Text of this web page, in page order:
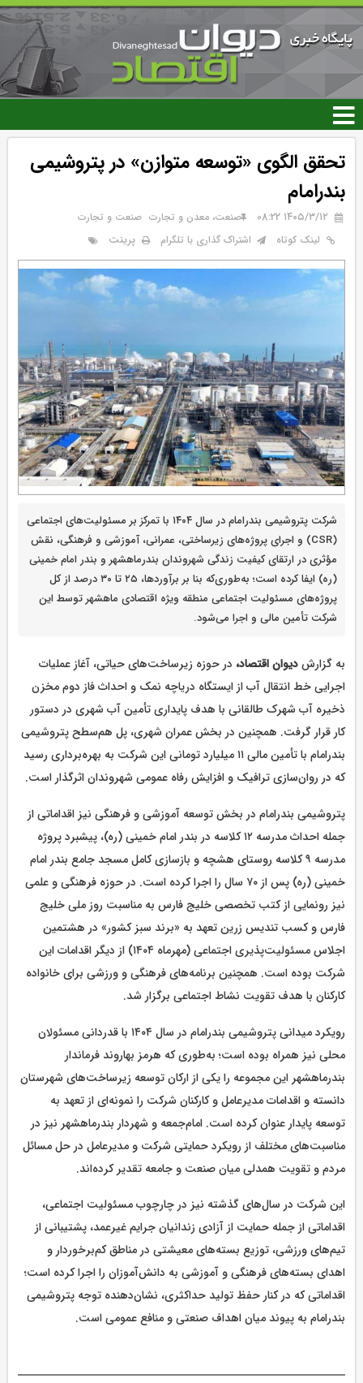
رفتن
محتوای
اصلی
تحقق الگوی «توسعه متوازن» در پتروشیمی
بندرامام
۱۴۰۵/۳/۱۲ 08:22 صنعت، معدن و تجارت صنعت و تجارت
لینک کوتاه
اشتراک گذاری با تلگرام پرینت
شرکت پتروشیمی بندرامام در سال ۱۴۰۴ با تمرکز بر مسئولیت‌های اجتماعی
(CSR) و اجرای پروژه‌های زیرساختی، عمرانی، آموزشی و فرهنگی، نقش
مؤثری در ارتقای کیفیت زندگی شهروندان بندرماهشهر و بندر امام خمینی
(ره) ایفا کرده است؛ به‌طوری‌که بنا بر برآوردها، ۲۵ تا ۳۰ درصد از کل
پروژه‌های مسئولیت اجتماعی منطقه ویژه اقتصادی ماهشهر توسط این
شرکت تأمین مالی و اجرا می‌شود.
به گزارشدیوان اقتصاد، در حوزه زیرساخت‌های حیاتی، آغاز عملیات
اجرایی خط انتقال آب از ایستگاه دریاچه نمک و احداث فاز دوم مخزن
ذخیره آب شهرک طالقانی با هدف پایداری تأمین آب شهری در دستور
کار قرار گرفت. همچنین در بخش عمران شهری، پل هم‌سطح پتروشیمی
بندرامام با تأمین مالی ۱۱ میلیارد تومانی این شرکت به بهره‌برداری رسید
که در روان‌سازی ترافیک و افزایش رفاه عمومی شهروندان اثرگذار است.
پتروشیمی بندرامام در بخش توسعه آموزشی و فرهنگی نیز اقداماتی از
جمله احداث مدرسه ۱۲ کلاسه در بندر امام خمینی (ره)، پیشبرد پروژه
مدرسه ۹ کلاسه روستای هشچه و بازسازی کامل مسجد جامع بندر امام
خمینی (ره) پس از ۷۰ سال را اجرا کرده است. در حوزه فرهنگی و علمی
نیز رونمایی از کتب تخصصی خلیج فارس به مناسبت روز ملی خلیج
فارس و کسب تندیس زرین تعهد به «برند سبز کشور» در هشتمین
اجلاس مسئولیت‌پذیری اجتماعی (مهرماه ۱۴۰۴) از دیگر اقدامات این
شرکت بوده است. همچنین برنامه‌های فرهنگی و ورزشی برای خانواده
کارکنان با هدف تقویت نشاط اجتماعی برگزار شد.
رویکرد میدانی پتروشیمی بندرامام در سال ۱۴۰۴ با قدردانی مسئولان
محلی نیز همراه بوده است؛ به‌طوری که هرمز بهاروند فرماندار
بندرماهشهر این مجموعه را یکی از ارکان توسعه زیرساخت‌های شهرستان
دانسته و اقدامات مدیرعامل و کارکنان شرکت را نمونه‌ای از تعهد به
توسعه پایدار عنوان کرده است. امام‌جمعه و شهردار بندرماهشهر نیز در
مناسبت‌های مختلف از رویکرد حمایتی شرکت و مدیرعامل در حل مسائل
مردم و تقویت همدلی میان صنعت و جامعه تقدیر کرده‌اند.
این شرکت در سال‌های گذشته نیز در چارچوب مسئولیت اجتماعی،
اقداماتی از جمله حمایت از آزادی زندانیان جرایم غیرعمد، پشتیبانی از
تیم‌های ورزشی، توزیع بسته‌های معیشتی در مناطق کم‌برخوردار و
اهدای بسته‌های فرهنگی و آموزشی به دانش‌آموزان را اجرا کرده است؛
اقداماتی که در کنار حفظ تولید حداکثری، نشان‌دهنده توجه پتروشیمی
بندرامام به پیوند میان اهداف صنعتی و منافع عمومی است.